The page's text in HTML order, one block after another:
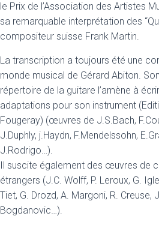
le Prix de l’Association des Artistes
sa remarquable interprétation des
compositeur suisse Frank Martin.
La transcription a toujours été une
monde musical de Gérard Abiton.
répertoire de la guitare l’amène à
adaptations pour son instrument
Fougeray) (œuvres de J.S.Bach,
J.Duphly, j.Haydn, F.Mendelssohn,
J.Rodrigo…).
Il suscite également des œuvres de
étrangers (J.C. Wolff, P. Leroux, G.
Tiet, G. Drozd, A. Margoni, R. Creuse,
Bogdanovic…).